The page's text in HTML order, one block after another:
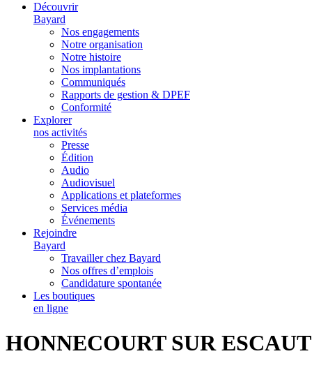
Découvrir
Bayard
Nos engagements
Notre organisation
Notre histoire
Nos implantations
Communiqués
Rapports de gestion & DPEF
Conformité
Explorer
nos activités
Presse
Édition
Audio
Audiovisuel
Applications et plateformes
Services média
Événements
Rejoindre
Bayard
Travailler chez Bayard
Nos offres d’emplois
Candidature spontanée
Les boutiques
en ligne
HONNECOURT SUR ESCAUT